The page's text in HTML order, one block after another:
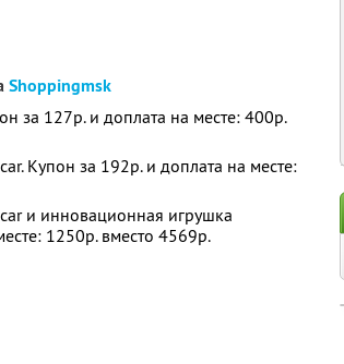
Shoppingmsk
за 127р. и доплата на месте: 400р.
Купон за 192р. и доплата на месте:
и инновационная игрушка
1250р. вместо 4569р.